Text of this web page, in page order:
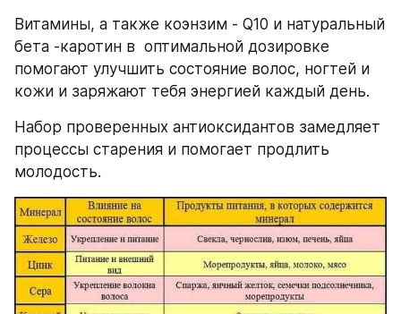
Витамины, а также коэнзим - Q10 и натуральный
бета -каротин в  оптимальной дозировке
помогают улучшить состояние волос, ногтей и
кожи и заряжают тебя энергией каждый день.
Набор проверенных антиоксидантов замедляет
процессы старения и помогает продлить
молодость.